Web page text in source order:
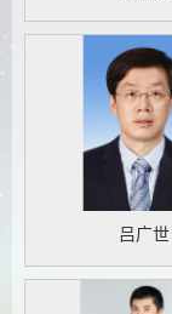
吕广世